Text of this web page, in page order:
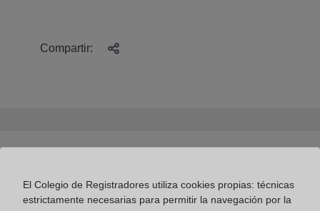
Compartir:
Registral de Emergencias ante los incendios en
Aragón y Huelva
El Colegio de Registradores utiliza cookies propias: técnicas
estrictamente necesarias para permitir la navegación por la